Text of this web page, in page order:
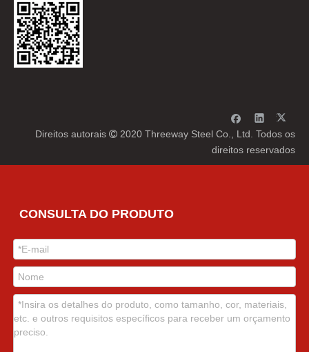
Direitos autorais  2020 Threeway Steel Co., Ltd. Todos os
direitos reservados
CONSULTA DO PRODUTO